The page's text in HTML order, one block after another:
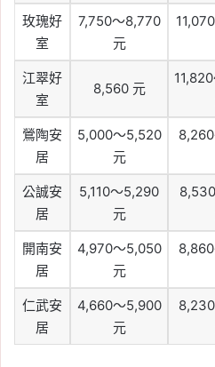
玫瑰好
室
7,750～8,770
元
江翠好
室
8,560 元
鶯陶安
居
5,000～5,520
元
公誠安
居
5,110～5,290
元
開南安
居
4,970～5,050
元
仁武安
居
4,660～5,900
元